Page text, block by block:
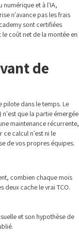
numérique et à l'IA,
n'avance pas les frais
sont certifiées
coût net de la montée en
de
pilote dans le temps. Le
que la partie émergée
maintenance récurrente,
ce calcul n'est ni le
de vos propres équipes.
combien chaque mois
deux cache le vrai TCO.
et son hypothèse de